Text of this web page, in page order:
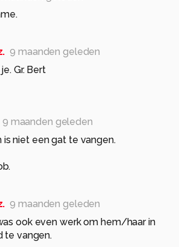
9 maanden geleden
Gr. Bert
9 maanden geleden
is niet een gat te vangen.
9 maanden geleden
ook even werk om hem/haar in
te vangen.